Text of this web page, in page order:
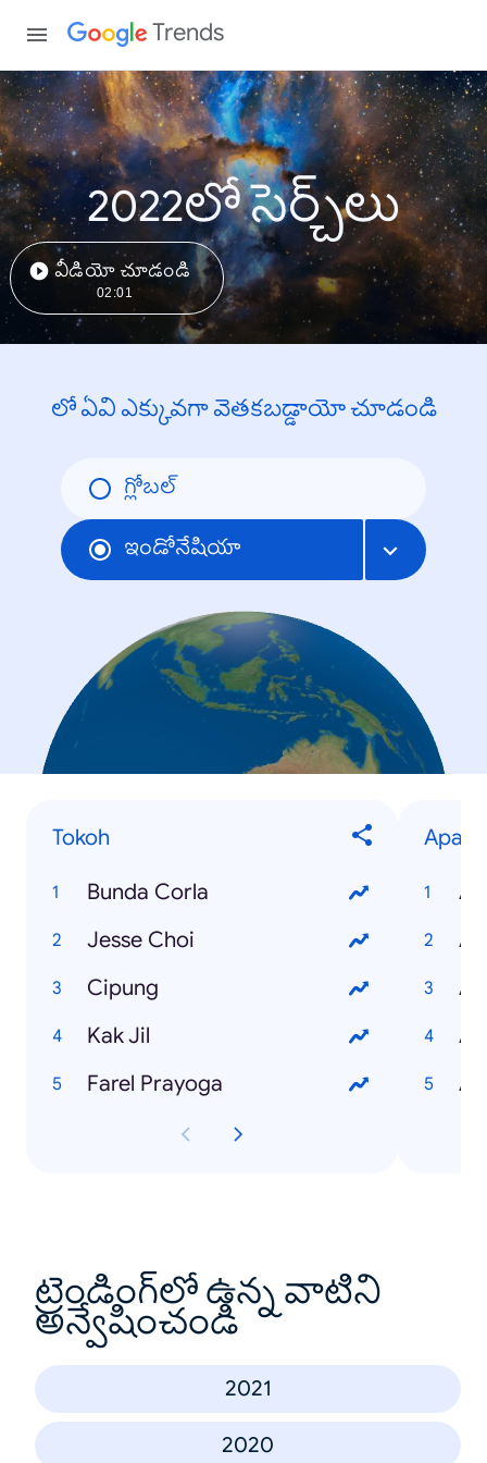
Trends
2022లో సెర్చ్‌లు
వీడియో చూడండి
02:01
లో ఏవి ఎక్కువగా వెతకబడ్డాయో చూడండి
గ్లోబల్
ఇండోనేషియా
Tokoh
Bunda Corla
Jesse Choi
Cipung
Kak Jil
Farel Prayoga
Apa
ట్రెండింగ్‌లో ఉన్న వాటిని
అన్వేషించండి
2021
2020